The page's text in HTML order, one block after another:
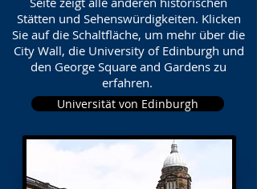
Stätten und Sehenswürdigkeiten. Klicken
Sie auf die Schaltfläche, um mehr über die
City Wall, die University of Edinburgh und
den George Square and Gardens zu
erfahren.
Universität von Edinburgh